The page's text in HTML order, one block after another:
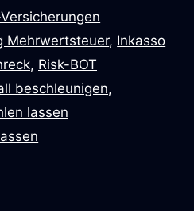
Mehrwertsteuer, Inkasso
, Risk-BOT
beschleunigen,
lassen